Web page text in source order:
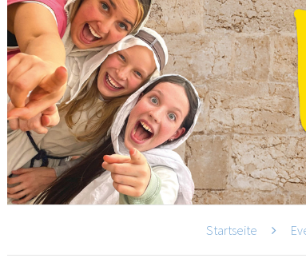
Startseite